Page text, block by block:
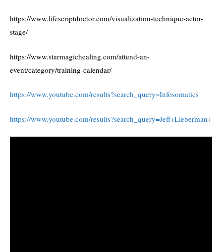
https://www.lifescriptdoctor.com/visualization-technique-actor-
stage/
https://www.starmagichealing.com/attend-an-
event/category/training-calendar/
https://www.youtube.com/results?search_query=Infosomatics
https://www.youtube.com/results?search_query=Jeff+Lieberman+